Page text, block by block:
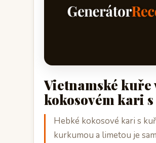
Vietnamské kuře
kokosovém kari
Hebké kokosové kari s
kurkumou a limetou je